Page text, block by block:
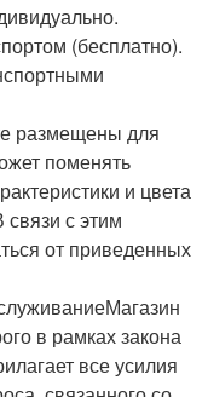
(бесплатно).
размещены для
поменять
и цвета
с этим
от приведенных
в рамках закона
все усилия